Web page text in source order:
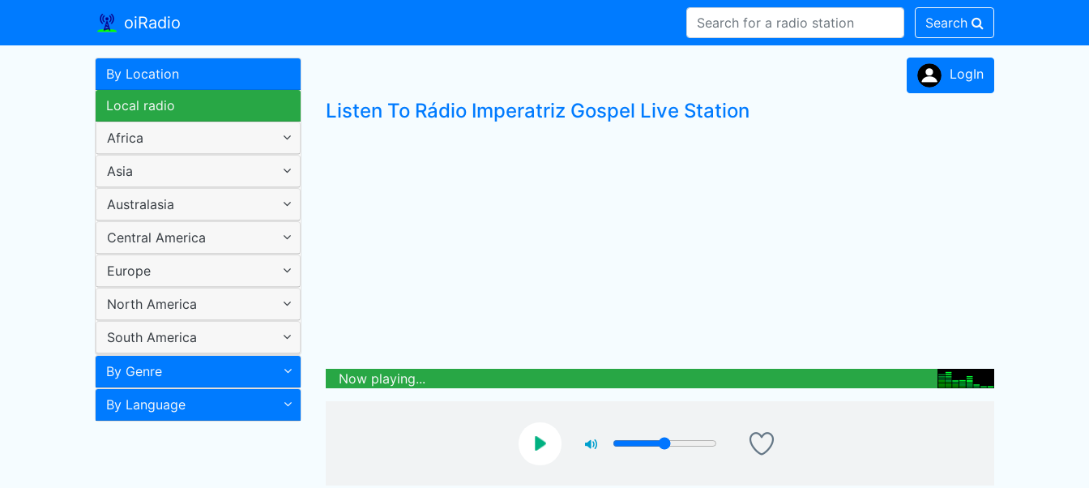
oiRadio Search
By Location
Local radio
Africa
Asia
Australasia
Central America
Europe
North America
South America
By Genre
By Language
LogIn
Listen To Rádio Imperatriz Gospel Live Station
Now playing...